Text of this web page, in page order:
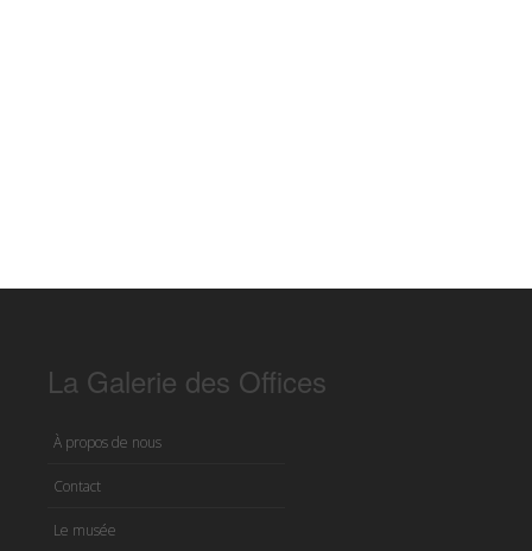
La Galerie des Offices
À propos de nous
Contact
Le musée